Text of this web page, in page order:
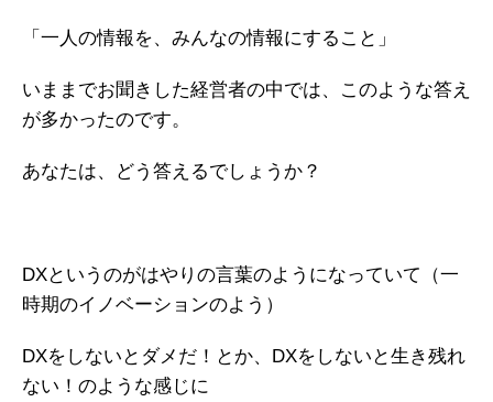
「一人の情報を、みんなの情報にすること」
いままでお聞きした経営者の中では、このような答え
が多かったのです。
あなたは、どう答えるでしょうか？
DXというのがはやりの言葉のようになっていて（一
時期のイノベーションのよう）
DXをしないとダメだ！とか、DXをしないと生き残れ
ない！のような感じに